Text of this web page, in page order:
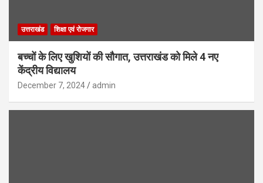
उत्तराखंड शिक्षा एवं रोजगार
बच्चों के लिए खुशियों की सौगात, उत्तराखंड को मिले 4 नए
केंद्रीय विद्यालय
December 7, 2024 admin